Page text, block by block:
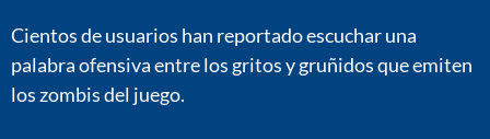
Cientos de usuarios han reportado escuchar una
palabra ofensiva entre los gritos y gruñidos que emiten
los zombis del juego.